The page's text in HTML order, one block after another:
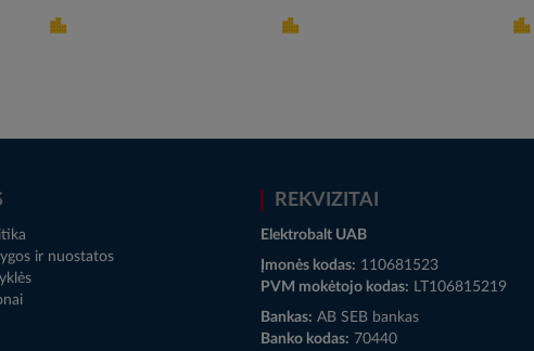
ir nuostatos
REKVIZITAI
Elektrobalt UAB
Įmonės kodas: 110681523
PVM mokėtojo kodas: LT106815219
Bankas: AB SEB bankas
Banko kodas: 70440